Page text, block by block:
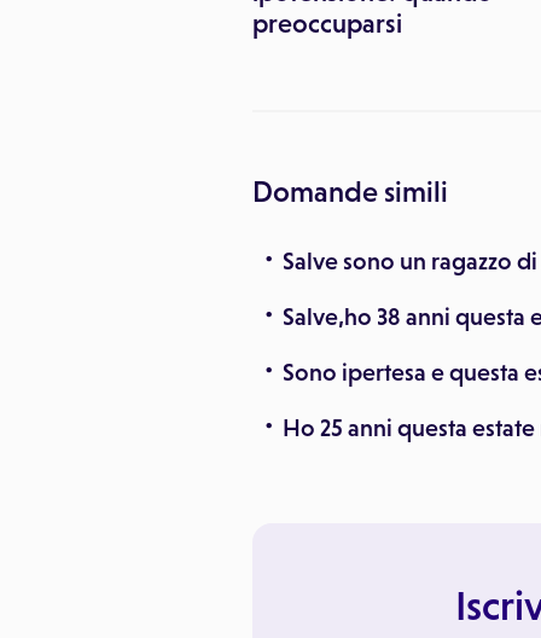
preoccuparsi
Domande simili
Salve sono un ragazzo
Salve,ho 38 anni questa
Sono ipertesa e questa
Ho 25 anni questa